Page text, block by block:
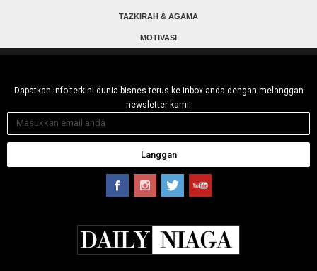
TAZKIRAH & AGAMA
MOTIVASI
Dapatkan info terkini dunia bisnes terus ke inbox anda dengan melanggan
newsletter kami.
Langgan